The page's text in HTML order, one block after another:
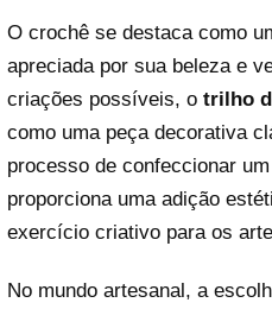
O crochê se destaca como
apreciada por sua beleza e
criações possíveis, o trilho
como uma peça decorativa
processo de confeccionar
proporciona uma adição
exercício criativo para os
No mundo artesanal, a